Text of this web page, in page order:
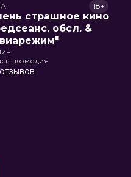
страшное кино
обсл. &
18+
комедия